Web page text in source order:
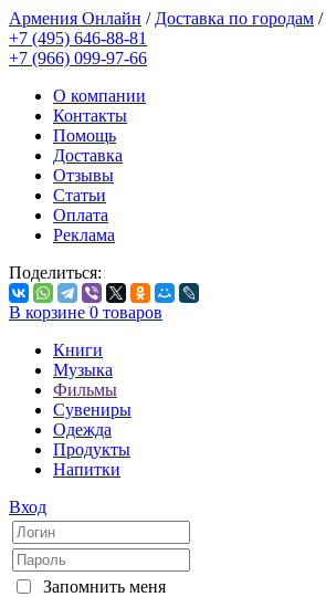
Армения Онлайн / Доставка по городам /
+7 (495) 646-88-81
+7 (966) 099-97-66
О компании
Контакты
Помощь
Доставка
Отзывы
Статьи
Оплата
Реклама
Поделиться:
В корзине 0 товаров
Книги
Музыка
Фильмы
Сувениры
Одежда
Продукты
Напитки
Вход
Запомнить меня